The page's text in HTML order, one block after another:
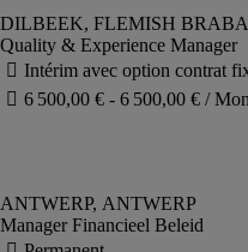
Quality & Experience Manager
Manager Financieel Beleid